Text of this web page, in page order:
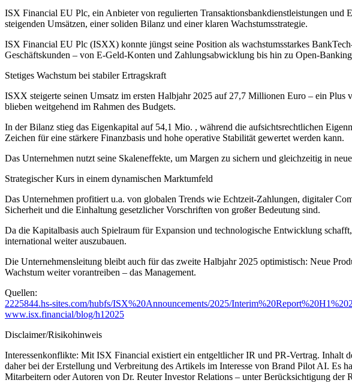
ISX Financial EU Plc, ein Anbieter von regulierten Transaktionsbankdienstleistungen
steigenden Umsätzen, einer soliden Bilanz und einer klaren Wachstumsstrategie.
ISX Financial EU Plc (ISXX) konnte jüngst seine Position als wachstumsstarkes
Geschäftskunden – von E-Geld-Konten und Zahlungsabwicklung bis hin zu Open-
Stetiges Wachstum bei stabiler Ertragskraft
ISXX steigerte seinen Umsatz im ersten Halbjahr 2025 auf 27,7 Millionen Euro – ein Plus
blieben weitgehend im Rahmen des Budgets.
In der Bilanz stieg das Eigenkapital auf 54,1 Mio. , während die aufsichtsrechtlichen
Zeichen für eine stärkere Finanzbasis und hohe operative Stabilität gewertet werden kann.
Das Unternehmen nutzt seine Skaleneffekte, um Margen zu sichern und gleichzeitig in
Strategischer Kurs in einem dynamischen Marktumfeld
Das Unternehmen profitiert u.a. von globalen Trends wie Echtzeit-Zahlungen, digitaler
Sicherheit und die Einhaltung gesetzlicher Vorschriften von großer Bedeutung sind.
Da die Kapitalbasis auch Spielraum für Expansion und technologische Entwicklung
international weiter auszubauen.
Die Unternehmensleitung bleibt auch für das zweite Halbjahr 2025 optimistisch: Neue
Wachstum weiter vorantreiben – das Management.
Quellen:
2225844.hs-sites.com/hubfs/ISX%20Announcements/2025/
www.isx.financial/blog/h12025
Disclaimer/Risikohinweis
Interessenkonflikte: Mit ISX Financial existiert ein entgeltlicher IR und PR-Vertrag. Inhalt
daher bei der Erstellung und Verbreitung des Artikels im Interesse von Brand Pilot AI.
Mitarbeitern oder Autoren von Dr. Reuter Investor Relations – unter Berücksichtigung